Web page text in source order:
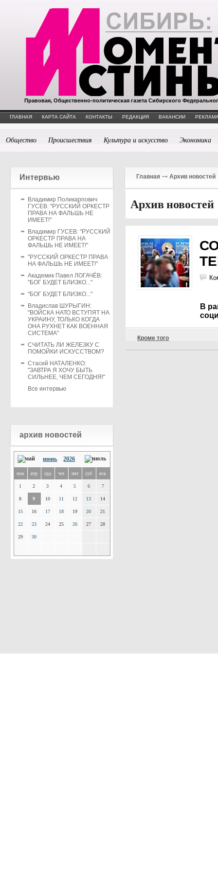
Правовая, Общественно-политическая газета Сибирского
ГЛАВНАЯ КАРТА САЙТА КОНТАКТЫ РЕДАКЦИЯ ВАКАНСИИ
Общество Происшествия Культура и искусство Экономика
Интервью
Владимир Поликарпович
ГУСЕВ: "РУССКИЙ ОРКЕСТР
ПРАВА НА ФАЛЬШЬ НЕ
ИМЕЕТ!"
Владимир ГУСЕВ: "РУССКИЙ
ОРКЕСТР ПРАВА НА
ФАЛЬШЬ НЕ ИМЕЕТ!"
"РУССКИЙ ОРКЕСТР ПРАВА
НА ФАЛЬШЬ НЕ ИМЕЕТ!"
Академик Павел ЛОГАЧЁВ:
"БОГ БУДЕТ БЛИЗКО..."
"БОГ БУДЕТ БЛИЗКО..."
Владислав ШУРЫГИН:
"ВОЙСКА НАТО ВСТУПЯТ НА
УКРАИНУ, ТОЛЬКО КОГДА
ОНА РУХНЕТ КАК ВОЕННАЯ
СИСТЕМА"
СЧИТАТЬ ЛИ ЖЕЛЕЗКУ С
ПОМОЙКИ ИСКУССТВОМ?
Стасий НАТАЛЕНКО:
"ЗАВТРА Я ХОЧУ БЫТЬ
СИЛЬНЕЕ, ЧЕМ СЕГОДНЯ!"
Все интервью
архив новостей
июнь 2026
пон втр срд чет пят суб вск
1 2 3 4 5 6 7
8 9 10 11 12 13 14
15 16 17 18 19 20 21
22 23 24 25 26 27 28
29 30
Главная Архив новостей
Архив новостей
В
Кроме того